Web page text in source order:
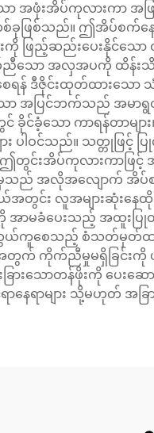
ဖုံးအိပ်ကုလားကာ အဖြူရ
တစ်ခုဖြစ်သည်။ ဤအိပ်
ကို ဖြည့်ဆည်းပေးနိုင်သ
ကိုက်ညီသော အလှအပကို ထိ
ရန် ဒီဇိုင်းထုတ်ထားသေ
အပြင်ဘက်သည် အမာရွတ်၊
ော ကာရန်တာများ၊
ပါဝင်သည်။ သတ္တုဖြင့် ပ
။ ဤတွင်းအိပ်ကုလားကာ
မှသည် အလိုအလျောက် အိပ်
ယ်အတွင်း လူအများဆုံးန
မခံပေးသည့် အထူးပြုထာ
ကူစေသည့် စံသတ်မှတ်ထား
ားအတွက် ကိုက်ညီမှုမရှိခြင်
ားသောတန်ဖိုးကို ပေး
ရာနေရာများ သို့မဟုတ် အ